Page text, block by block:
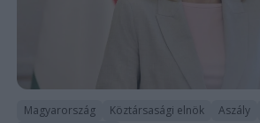
Magyarország Köztársasági elnök Aszály